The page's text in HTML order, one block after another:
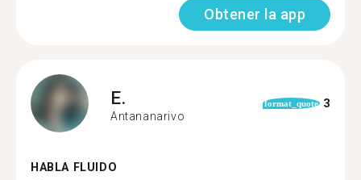
Obtener la app
E.
Antananarivo
format_quote 3
HABLA FLUIDO